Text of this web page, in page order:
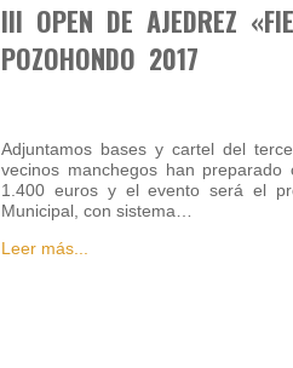
III OPEN DE AJEDREZ
POZOHONDO 2017
Adjuntamos bases y cartel del
vecinos manchegos han
1.400 euros y el evento será el
Municipal, con sistema…
Leer más...